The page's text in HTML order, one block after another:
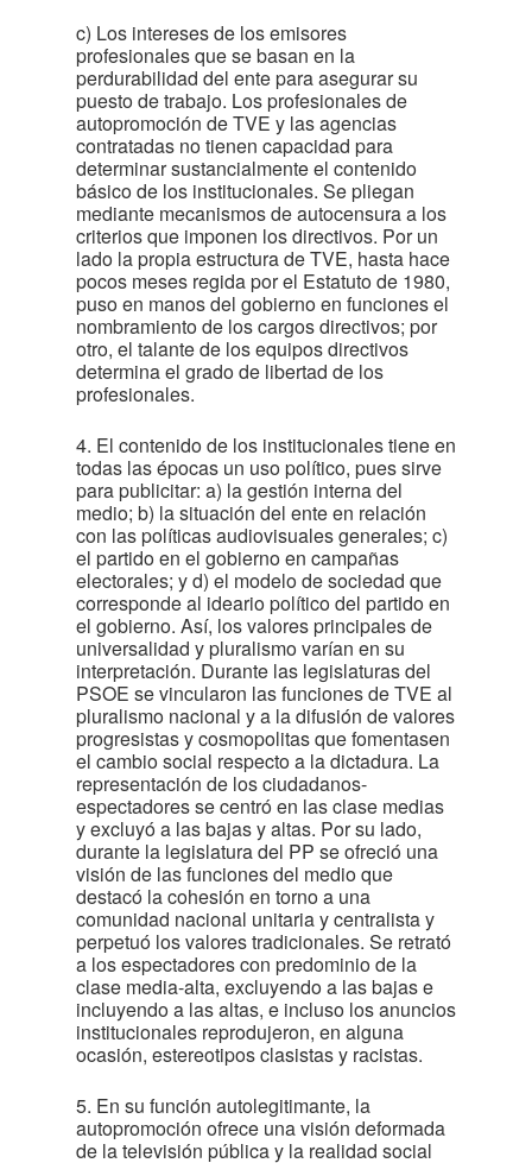
c) Los intereses de los emisores
profesionales que se basan en la
perdurabilidad del ente para asegurar su
puesto de trabajo. Los profesionales de
autopromoción de TVE y las agencias
contratadas no tienen capacidad para
determinar sustancialmente el contenido
básico de los institucionales. Se pliegan
mediante mecanismos de autocensura a los
criterios que imponen los directivos. Por un
lado la propia estructura de TVE, hasta hace
pocos meses regida por el Estatuto de 1980,
puso en manos del gobierno en funciones el
nombramiento de los cargos directivos; por
otro, el talante de los equipos directivos
determina el grado de libertad de los
profesionales.
4. El contenido de los institucionales tiene en
todas las épocas un uso político, pues sirve
para publicitar: a) la gestión interna del
medio; b) la situación del ente en relación
con las políticas audiovisuales generales; c)
el partido en el gobierno en campañas
electorales; y d) el modelo de sociedad que
corresponde al ideario político del partido en
el gobierno. Así, los valores principales de
universalidad y pluralismo varían en su
interpretación. Durante las legislaturas del
PSOE se vincularon las funciones de TVE al
pluralismo nacional y a la difusión de valores
progresistas y cosmopolitas que fomentasen
el cambio social respecto a la dictadura. La
representación de los ciudadanos-
espectadores se centró en las clase medias
y excluyó a las bajas y altas. Por su lado,
durante la legislatura del PP se ofreció una
visión de las funciones del medio que
destacó la cohesión en torno a una
comunidad nacional unitaria y centralista y
perpetuó los valores tradicionales. Se retrató
a los espectadores con predominio de la
clase media-alta, excluyendo a las bajas e
incluyendo a las altas, e incluso los anuncios
institucionales reprodujeron, en alguna
ocasión, estereotipos clasistas y racistas.
5. En su función autolegitimante, la
autopromoción ofrece una visión deformada
de la televisión pública y la realidad social